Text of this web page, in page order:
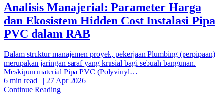
Analisis Manajerial: Parameter Harga
dan Ekosistem Hidden Cost Instalasi Pipa
PVC dalam RAB
Dalam struktur manajemen proyek, pekerjaan Plumbing (perpipaan)
merupakan jaringan saraf yang krusial bagi sebuah bangunan.
Meskipun material Pipa PVC (Polyvinyl…
6 min read | 27 Apr 2026
Continue Reading